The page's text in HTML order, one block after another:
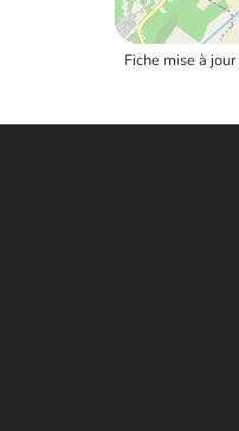
Fiche mise à